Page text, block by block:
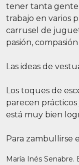
tener tanta gente
trabajo en varios
carrusel de
pasión,
Las ideas de
Los toques de
parecen
está muy bien
Para zambullirse
María Inés Senabre.